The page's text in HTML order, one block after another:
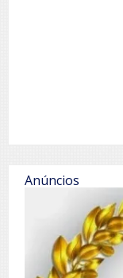
Anúncios